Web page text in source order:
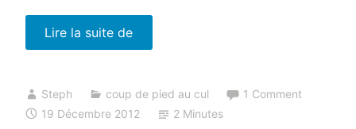
Lire la suite de« Doit-
on
les
gens
Steph coup de pied au cul
1 Comment
19 Décembre 2012
2 Minutes